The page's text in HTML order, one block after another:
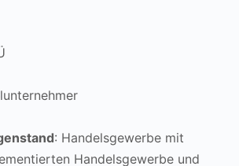
: Handelsgewerbe mit
Handelsgewerbe und